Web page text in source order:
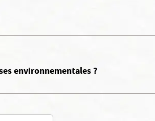
environnementales ?